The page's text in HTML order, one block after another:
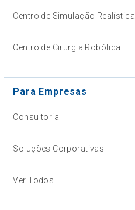
Centro de Simulação Realística
Centro de Cirurgia Robótica
Para Empresas
Consultoria
Soluções Corporativas
Ver Todos